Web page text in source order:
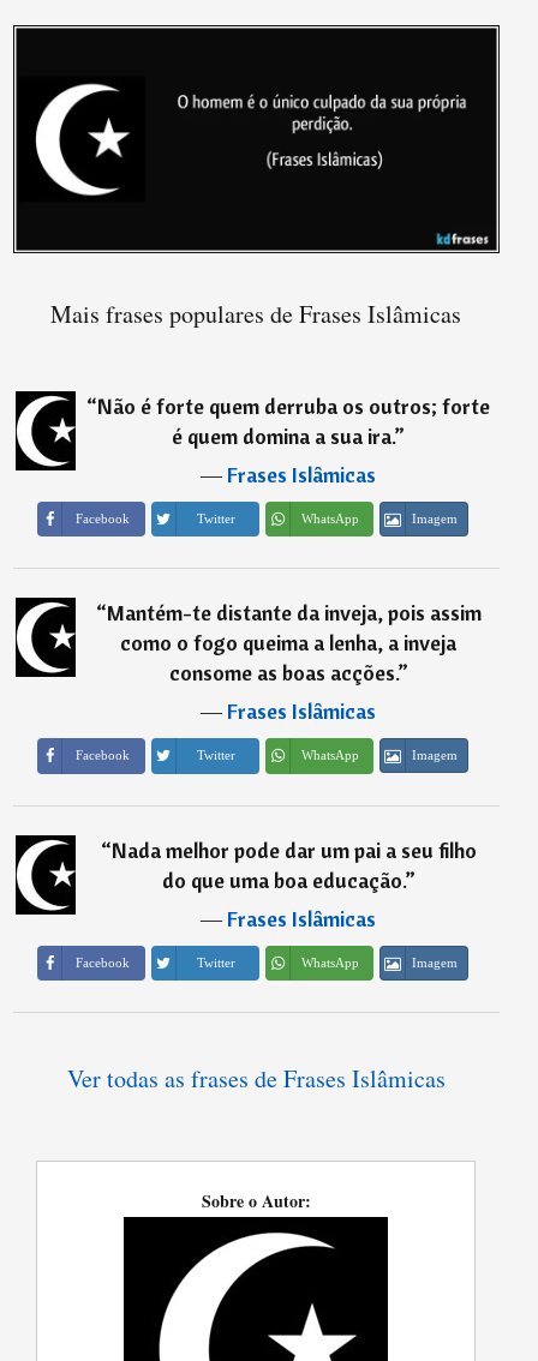
Mais frases populares de Frases Islâmicas
“Não é forte quem derruba os outros; forte
é quem domina a sua ira.”
―Frases Islâmicas
Facebook Twitter WhatsApp Imagem
“Mantém-te distante da inveja, pois assim
como o fogo queima a lenha, a inveja
consome as boas acções.”
―Frases Islâmicas
Facebook Twitter WhatsApp Imagem
“Nada melhor pode dar um pai a seu filho
do que uma boa educação.”
―Frases Islâmicas
Facebook Twitter WhatsApp Imagem
Ver todas as frases de Frases Islâmicas
Sobre o Autor: